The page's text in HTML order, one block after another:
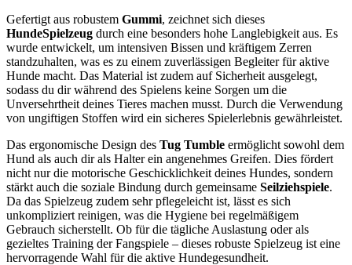
Gefertigt aus robustem Gummi, zeichnet sich dieses
HundeSpielzeug durch eine besonders hohe Langlebigkeit aus. Es
wurde entwickelt, um intensiven Bissen und kräftigem Zerren
standzuhalten, was es zu einem zuverlässigen Begleiter für aktive
Hunde macht. Das Material ist zudem auf Sicherheit ausgelegt,
sodass du dir während des Spielens keine Sorgen um die
Unversehrtheit deines Tieres machen musst. Durch die Verwendung
von ungiftigen Stoffen wird ein sicheres Spielerlebnis gewährleistet.
Das ergonomische Design des Tug Tumble ermöglicht sowohl dem
Hund als auch dir als Halter ein angenehmes Greifen. Dies fördert
nicht nur die motorische Geschicklichkeit deines Hundes, sondern
stärkt auch die soziale Bindung durch gemeinsame Seilziehspiele.
Da das Spielzeug zudem sehr pflegeleicht ist, lässt es sich
unkompliziert reinigen, was die Hygiene bei regelmäßigem
Gebrauch sicherstellt. Ob für die tägliche Auslastung oder als
gezieltes Training der Fangspiele – dieses robuste Spielzeug ist eine
hervorragende Wahl für die aktive Hundegesundheit.